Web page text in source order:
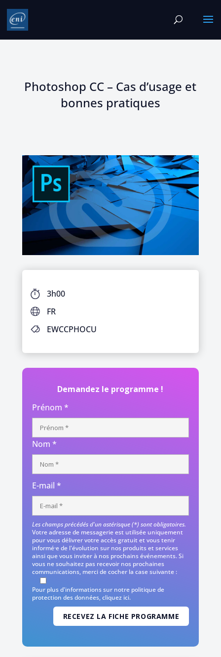
Photoshop CC – Cas d’usage et
bonnes pratiques
3h00
FR
EWCCPHOCU
Demandez le programme !
Prénom *
Nom *
E-mail *
Les champs précédés d'un astérisque (*) sont obligatoires.
Votre adresse de messagerie est utilisée uniquement
pour vous délivrer votre accès gratuit et vous tenir
informé·e de l'évolution sur nos produits et services
ainsi que vous inviter à nos prochains événements. Si
vous ne souhaitez pas recevoir nos prochaines
communications, merci de cocher la case suivante :
Pour plus d'informations sur notre politique de
protection des données,cliquez ici.